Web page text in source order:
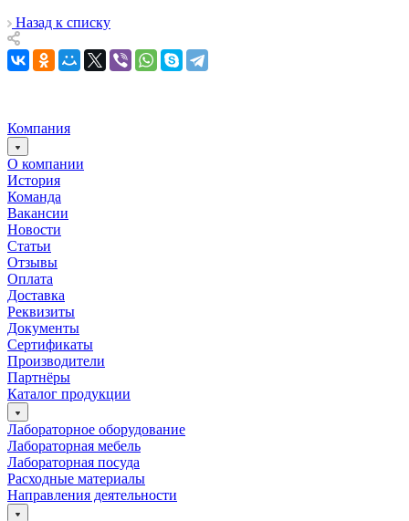
Назад к списку
Компания
О компании
История
Команда
Вакансии
Новости
Статьи
Отзывы
Оплата
Доставка
Реквизиты
Документы
Сертификаты
Производители
Партнёры
Каталог продукции
Лабораторное оборудование
Лабораторная мебель
Лабораторная посуда
Расходные материалы
Направления деятельности